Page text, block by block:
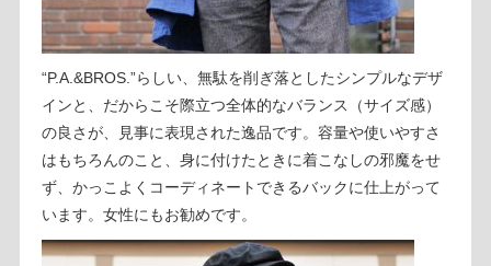
“P.A.&BROS.”らしい、無駄を削ぎ落としたシンプルなデザ
インと、だからこそ際立つ全体的なバランス（サイズ感）
の良さが、見事に表現された逸品です。容量や使いやすさ
はもちろんのこと、身に付けたときに着こなしの邪魔をせ
ず、かっこよくコーディネートできるバックに仕上がって
います。女性にもお勧めです。